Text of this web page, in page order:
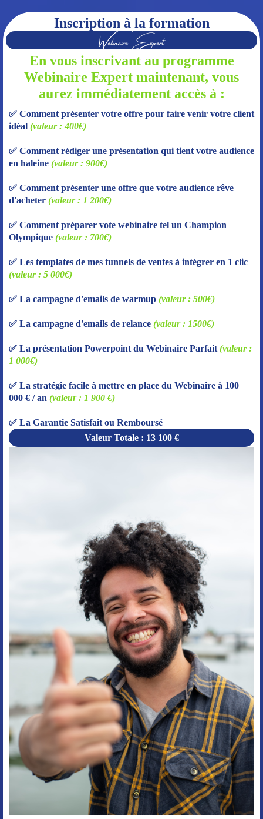
Inscription à la formation
Webinaire Expert
En vous inscrivant au programme
Webinaire Expert maintenant, vous
aurez immédiatement accès à :
✅ Comment présenter votre offre pour faire venir votre client
idéal (valeur : 400€)
✅ Comment rédiger une présentation qui tient votre audience
en haleine (valeur : 900€)
✅ Comment présenter une offre que votre audience rêve
d'acheter (valeur : 1 200€)
✅ Comment préparer vote webinaire tel un Champion
Olympique (valeur : 700€)
✅ Les templates de mes tunnels de ventes à intégrer en 1 clic
(valeur : 5 000€)
✅ La campagne d'emails de warmup (valeur : 500€)
✅ La campagne d'emails de relance (valeur : 1500€)
✅ La présentation Powerpoint du Webinaire Parfait (valeur :
1 000€)
✅ La stratégie facile à mettre en place du Webinaire à 100
000 € / an (valeur : 1 900 €)
✅ La Garantie Satisfait ou Remboursé
Valeur Totale : 13 100 €